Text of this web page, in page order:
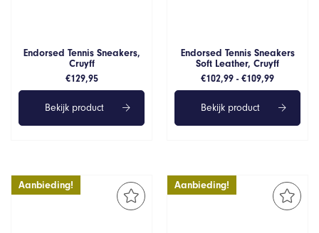
Endorsed Tennis Sneakers,
Cruyff
€129,95
Bekijk product
Endorsed Tennis Sneakers
Soft Leather, Cruyff
€102,99 - €109,99
€102,99
tot
Bekijk product
Aanbieding! Aanbieding!